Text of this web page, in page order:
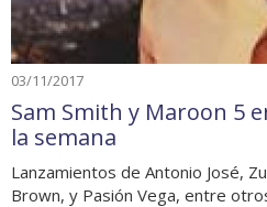
03/11/2017
Sam Smith y Maroon 5
la semana
Lanzamientos de Antonio José,
Brown, y Pasión Vega, entre